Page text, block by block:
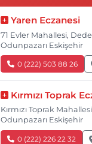
Yaren Eczanesi
71 Evler Mahallesi,
Odunpazarı Eskişehir
0 (222) 503 88 26
Kırmızı Toprak
Kırmızı Toprak
Odunpazarı Eskişehir
0 (222) 226 22 32